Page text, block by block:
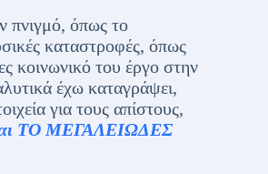
πνιγμό, όπως το
καταστροφές, όπως
κοινωνικό του έργο στην
έχω καταγράψει,
για τους απίστους,
ΤΟ ΜΕΓΑΛΕΙΩΔΕΣ